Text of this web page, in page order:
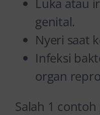
genital.
Nyeri saat
Infeksi
organ
Salah 1